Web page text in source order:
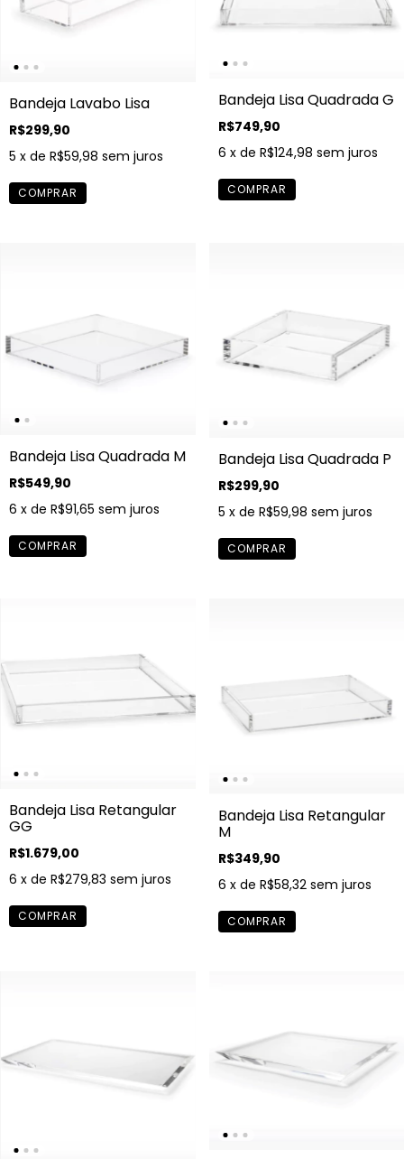
Bandeja Lavabo Lisa
R$299,90
5 x de R$59,98 sem juros
Bandeja Lisa Quadrada G
R$749,90
6 x de R$124,98 sem juros
Bandeja Lisa Quadrada M
R$549,90
6 x de R$91,65 sem juros
Bandeja Lisa Quadrada P
R$299,90
5 x de R$59,98 sem juros
Bandeja Lisa Retangular
GG
R$1.679,00
6 x de R$279,83 sem juros
Bandeja Lisa Retangular
M
R$349,90
6 x de R$58,32 sem juros